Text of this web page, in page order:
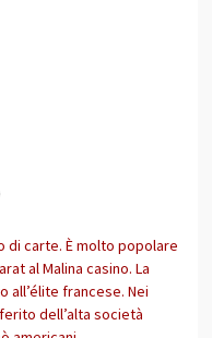
di carte. È molto popolare
al Malina casino. La
all’élite francese. Nei
dell’alta società